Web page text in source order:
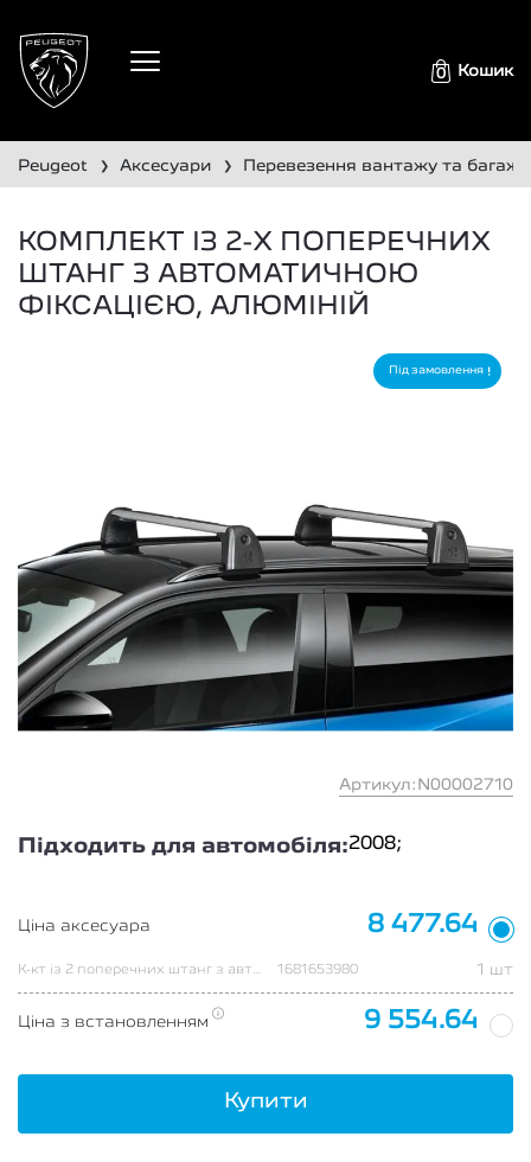
0 Кошик
peugeot ❯ аксесуари ❯ перевезення вантажу та
КОМПЛЕКТ ІЗ 2-Х ПОПЕРЕЧНИХ
ШТАНГ З АВТОМАТИЧНОЮ
ФІКСАЦІЄЮ, АЛЮМІНІЙ
Під замовлення
Артикул:N00002710
Підходить для автомобіля:2008;
Ціна аксесуара 8 477.64
К-кт із 2 поперечних штанг з автоматичною фіксацією, алюміній (е-2008) 1681653980 1 шт
Ціна з встановленням 9 554.64
Купити